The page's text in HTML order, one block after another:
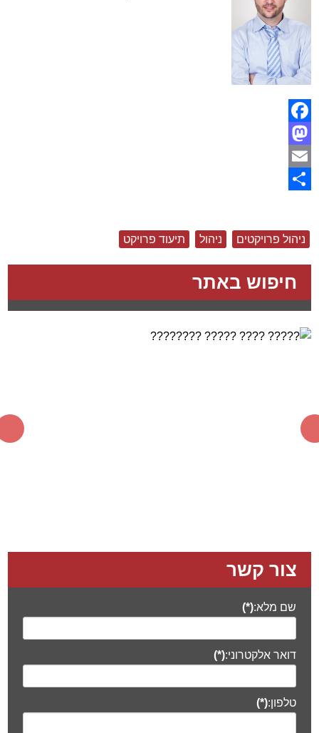
Facebook
Mastodon
Email
ניהול פרויקטים ניהול תיעוד פרויקט
חיפוש באתר
צור קשר
שם מלא:(*)
דואר אלקטרוני:(*)
טלפון:(*)